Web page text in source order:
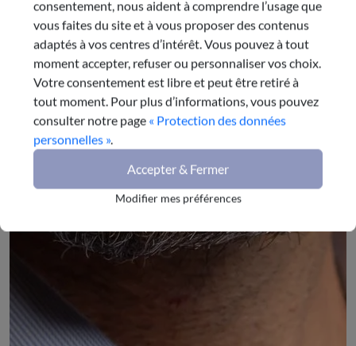
consentement, nous aident à comprendre l’usage que
vous faites du site et à vous proposer des contenus
adaptés à vos centres d’intérêt. Vous pouvez à tout
moment accepter, refuser ou personnaliser vos choix.
Votre consentement est libre et peut être retiré à
tout moment. Pour plus d’informations, vous pouvez
consulter notre page « Protection des données
personnelles ».
Accepter & Fermer
Modifier mes préférences